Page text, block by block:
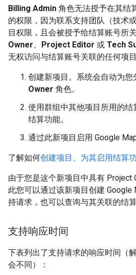
Billing Admin 角色无法授予在其结
的权限，因为联系支持团队（技术
目权限，且会被授予给结算账号所
Owner
Project Editor 或 Tech
无权访问与结算账号关联的任何项
创建新项目。系统会自动为您
Owner 角色。
使用群组中其他项目所用的
结算功能。
通过此新项目启用 Google
了解如何创建项目、为其启用结算
由于您是这个新项目中具有 Project
此您可以通过该新项目创建 Google
持请求，也可以查询与其关联的结算
支持响应时间
下表列出了支持请求的响应时间（
会不同）：